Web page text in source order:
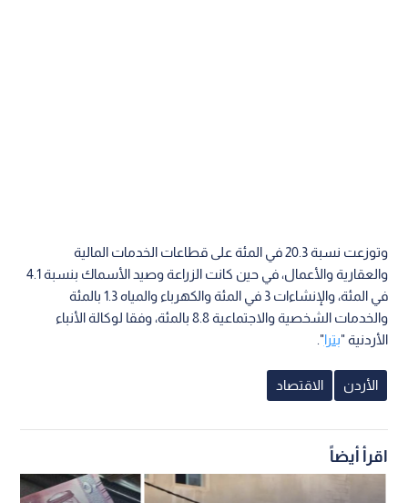
وتوزعت نسبة 20.3 في المئة على قطاعات الخدمات المالية
والعقارية والأعمال، في حين كانت الزراعة وصيد الأسماك بنسبة 4.1
في المئة، والإنشاءات 3 في المئة والكهرباء والمياه 1.3 بالمئة
والخدمات الشخصية والاجتماعية 8.8 بالمئة، وفقا لوكالة الأنباء
الأردنية "بترا".
الأردن الاقتصاد
اقرأ أيضاً